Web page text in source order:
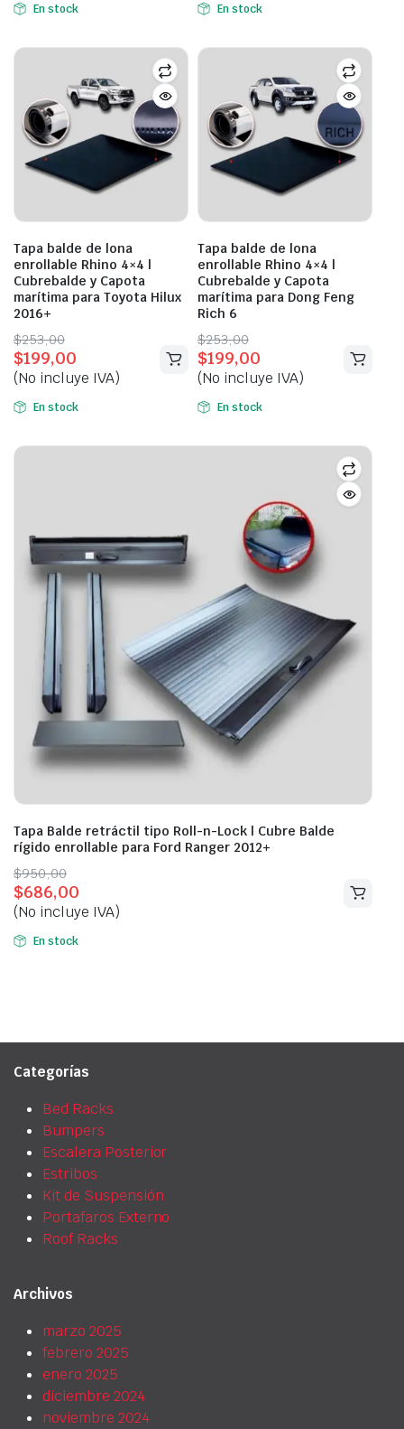
En stock En stock
Tapa balde de lona
enrollable Rhino 4×4 |
Cubrebalde y Capota
marítima para Toyota Hilux
2016+
$253,00
Original
price
was:
$253,00.
$199,00
Current
price
is:
$199,00.
(No incluye IVA)
En stock
Tapa balde de lona
enrollable Rhino 4×4 |
Cubrebalde y Capota
marítima para Dong Feng
Rich 6
$253,00
Original
price
was:
$253,00.
$199,00
Current
price
is:
$199,00.
(No incluye IVA)
En stock
Tapa Balde retráctil tipo Roll-n-Lock | Cubre Balde
rígido enrollable para Ford Ranger 2012+
$950,00
Original
price
was:
$950,00.
$686,00
Current
price
is:
$686,00.
(No incluye IVA)
En stock
Categorías
Bed Racks
Bumpers
Escalera Posterior
Estribos
Kit de Suspensión
Portafaros Externo
Roof Racks
Archivos
marzo 2025
febrero 2025
enero 2025
diciembre 2024
noviembre 2024